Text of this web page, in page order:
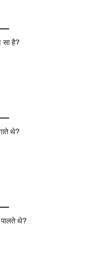
सा है?
थे?
थे?